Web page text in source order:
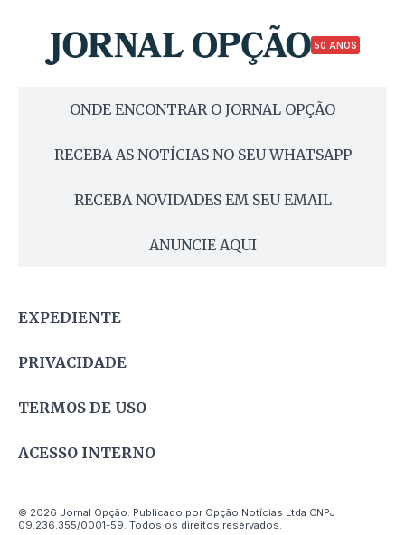
50 ANOS
ONDE ENCONTRAR O JORNAL OPÇÃO
RECEBA AS NOTÍCIAS NO SEU WHATSAPP
RECEBA NOVIDADES EM SEU EMAIL
ANUNCIE AQUI
EXPEDIENTE
PRIVACIDADE
TERMOS DE USO
ACESSO INTERNO
© 2026 Jornal Opção. Publicado por Opção Notícias Ltda CNPJ
09.236.355/0001-59. Todos os direitos reservados.